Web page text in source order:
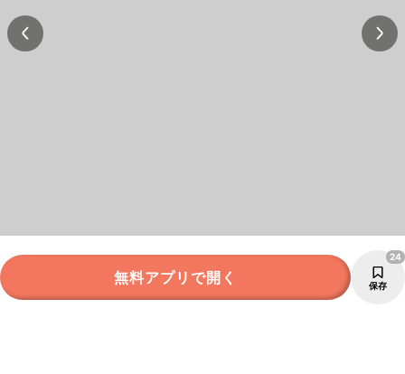
無料アプリで開く 保存
24